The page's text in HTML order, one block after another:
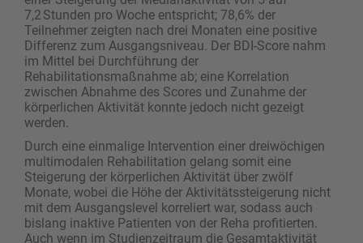
7,2 Stunden pro Woche entspricht; 78,6% der
Teilnehmer zeigten nach drei Monaten eine positive
Differenz zum Ausgangsniveau. Der BDI-Score nahm
im Mittel bei Durchführung der
Rehabilitationsmaßnahme ab; eine Korrelation
zwischen Abnahme des Scores und Zunahme der
körperlichen Aktivität konnte jedoch nicht gezeigt
werden.
Durch eine einmalige Intervention einer dreiwöchigen
multimodalen Rehabilitation gelang somit eine
Steigerung der körperlichen Aktivität über zwölf
Monate, wobei die Höhe der Aktivitätssteigerung nicht
mit dem Ausgangslevel korreliert war, sodass auch
bislang inaktive Patienten von der Reha profitierten.
Auch wenn im Studienzeitraum die Gesamtaktivität